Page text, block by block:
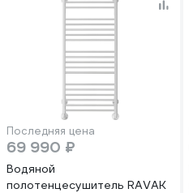
Последняя цена
69 990 ₽
Водяной
полотенцесушитель RAVAK